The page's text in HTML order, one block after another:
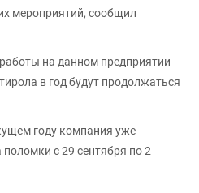
мероприятий, сообщил
на данном предприятии
в год будут продолжаться
году компания уже
поломки с 29 сентября по 2